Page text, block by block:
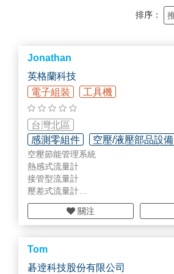
排序：
Jonathan
英格蘭科技
電子組裝
工具機
台灣北區
感測零組件
空壓/液壓部品設備
儀器設備維修/校正
空壓節能管理系統
熱感式流量計
接管型流量計
壓差式流量計
熱感式WIFI流量計
露點計
關注
Tom
碁逹科技股份有限公司